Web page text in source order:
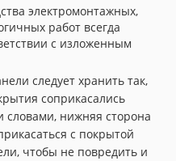
электромонтажных,
работ всегда
с изложенным
следует хранить так,
соприкасались
словами, нижняя сторона
с покрытой
чтобы не повредить и